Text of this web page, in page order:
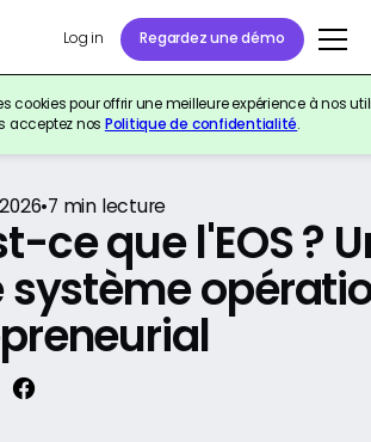
Log in Regardez une démo
cookies pour offrir une meilleure expérience à nos
acceptez nos Politique de confidentialité.
•7 min lecture
ce que l'EOS ?
système